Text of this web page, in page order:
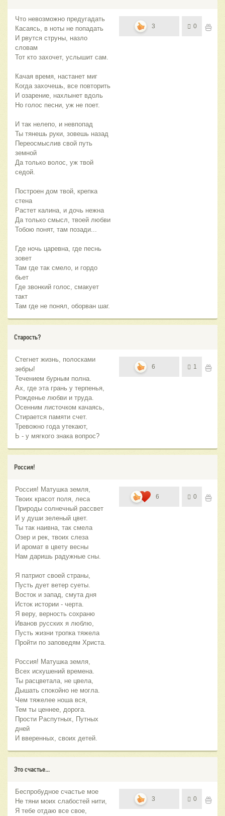
Что невозможно предугадать
Касаясь, в ноты не попадать
И рвутся струны, назло
словам
Тот кто захочет, услышит сам.
Качая время, настанет миг
Когда захочешь, все повторить
И озарение, нахлынет вдоль
Но голос песни, уж не поет.
И так нелепо, и невпопад
Ты тянешь руки, зовешь назад
Переосмыслив свой путь
земной
Да только волос, уж твой
седой.
Построен дом твой, крепка
стена
Растет калина, и дочь нежна
Да только смысл, твоей любви
Тобою понят, там позади...
Где ночь царевна, где песнь
зовет
Там где так смело, и гордо
бьет
Где звонкий голос, смакует
такт
Там где не понял, оборван шаг.
3 0
Старость?
Стегнет жизнь, полосками
зебры!
Течением бурным полна.
Ах, где эта грань у терпенья,
Рожденье любви и труда.
Осенним листочком качаясь,
Стирается памяти счет.
Тревожно года утекают,
Ь - у мягкого знака вопрос?
6 1
Россия!
Россия! Матушка земля,
Твоих красот поля, леса
Природы солнечный рассвет
И у души зеленый цвет.
Ты так наивна, так смела
Озер и рек, твоих слеза
И аромат в цвету весны
Нам даришь радужные сны.
Я патриот своей страны,
Пусть дует ветер суеты.
Восток и запад, смута дня
Исток истории - черта.
Я веру, верность сохраню
Иванов русских я люблю,
Пусть жизни тропка тяжела
Пройти по заповедям Христа.
Россия! Матушка земля,
Всех искушений времена.
Ты расцветала, не цвела,
Дышать спокойно не могла.
Чем тяжелее ноша вся,
Тем ты ценнее, дорога.
Прости Распутных, Путных
дней
И вверенных, своих детей.
6 0
Это счастье...
Беспробудное счастье мое
Не тяни моих слабостей нити,
Я тебе отдаю все свое,
3 0